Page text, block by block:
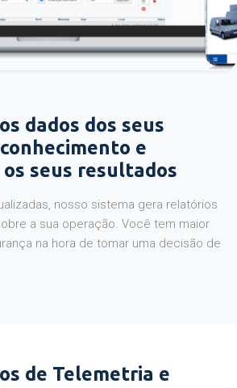
dados dos seus
e
seus resultados
nosso sistema gera relatórios
a sua operação. Você tem maior
na hora de tomar uma decisão de
de Telemetria e